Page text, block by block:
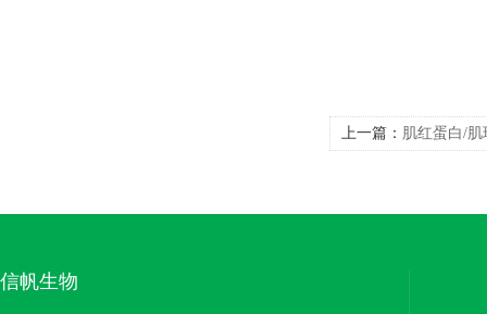
上一篇： 肌红蛋白/
信帆生物